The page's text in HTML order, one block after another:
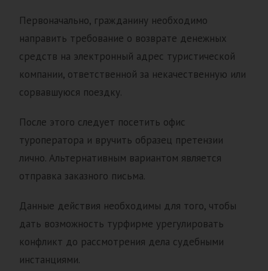
Первоначально, гражданину необходимо
направить требование о возврате денежных
средств на электронный адрес туристической
компании, ответственной за некачественную или
сорвавшуюся поездку.
После этого следует посетить офис
туроператора и вручить образец претензии
лично. Альтернативным вариантом является
отправка заказного письма.
Данные действия необходимы для того, чтобы
дать возможность турфирме урегулировать
конфликт до рассмотрения дела судебными
инстанциями.